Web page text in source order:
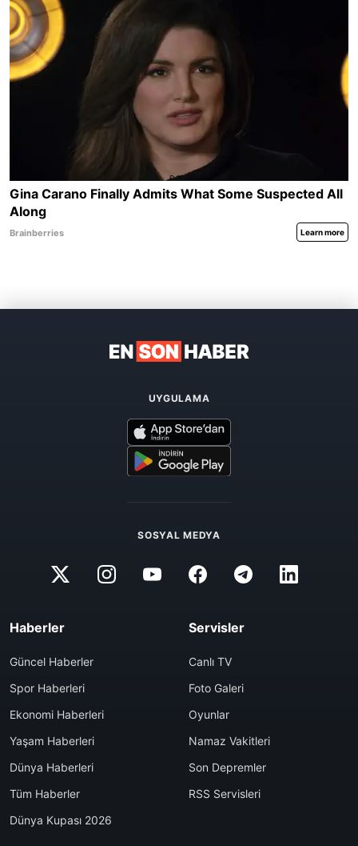
UYGULAMA
SOSYAL MEDYA
Haberler
Güncel Haberler
Spor Haberleri
Ekonomi Haberleri
Yaşam Haberleri
Dünya Haberleri
Tüm Haberler
Dünya Kupası 2026
Servisler
Canlı TV
Foto Galeri
Oyunlar
Namaz Vakitleri
Son Depremler
RSS Servisleri